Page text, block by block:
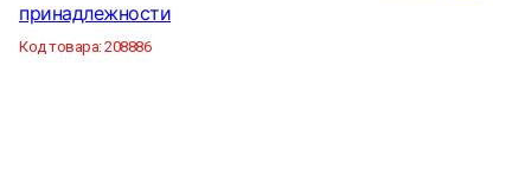
принадлежности
Код товара:208886